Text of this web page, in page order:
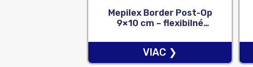
Mepilex Border Post-Op
9×10 cm – flexibilné
krytie na rany 1×10 ks
VIAC ❯